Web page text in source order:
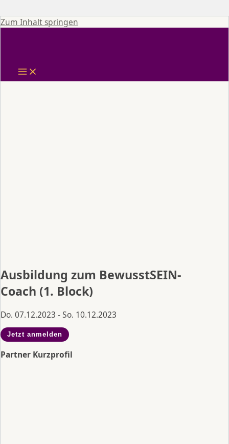
Zum Inhalt springen
Ausbildung zum BewusstSEIN-
Coach (1. Block)
Do. 07.12.2023 - So. 10.12.2023
Jetzt anmelden
Partner Kurzprofil